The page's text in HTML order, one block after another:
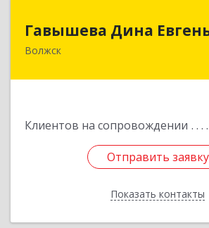
Гавышева Дина
Волжск
Клиентов на сопровождении
Отправить заявку
Показать контакты
Отправить заявку
Назад